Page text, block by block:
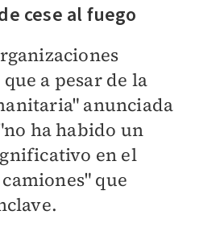
cese al fuego
a pesar de la
anunciada
ha habido un
en el
que